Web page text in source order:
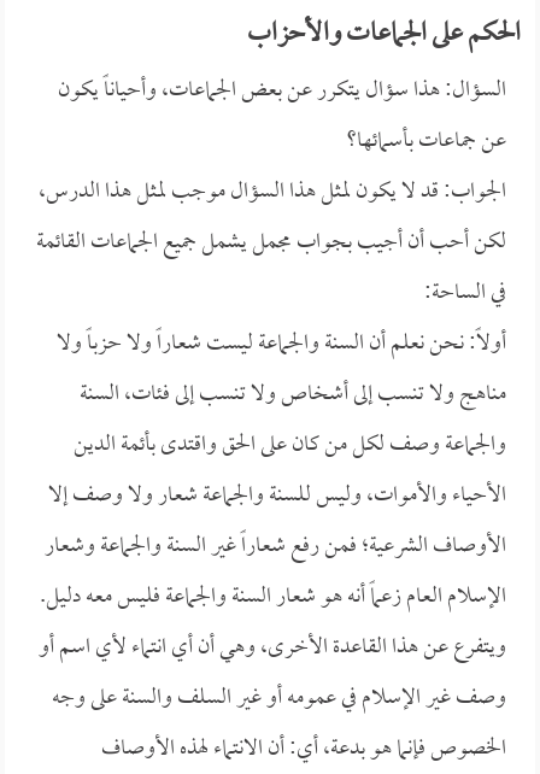
الحكم على الجماعات والأحزاب
السؤال: هذا سؤال يتكرر عن بعض الجماعات، وأحياناً يكون
عن جماعات بأسمائها؟
الجواب: قد لا يكون لمثل هذا السؤال موجب لمثل هذا الدرس،
لكن أحب أن أجيب بجواب مجمل يشمل جميع الجماعات القائمة
في الساحة:
أولاً: نحن نعلم أن السنة والجماعة ليست شعاراً ولا حزباً ولا
مناهج ولا تنسب إلى أشخاص ولا تنسب إلى فئات، السنة
والجماعة وصف لكل من كان على الحق واقتدى بأئمة الدين
الأحياء والأموات، وليس للسنة والجماعة شعار ولا وصف إلا
الأوصاف الشرعية؛ فمن رفع شعاراً غير السنة والجماعة وشعار
الإسلام العام زعماً أنه هو شعار السنة والجماعة فليس معه دليل.
ويتفرع عن هذا القاعدة الأخرى، وهي أن أي انتماء لأي اسم أو
وصف غير الإسلام في عمومه أو غير السلف والسنة على وجه
الخصوص فإنما هو بدعة، أي: أن الانتماء لهذه الأوصاف